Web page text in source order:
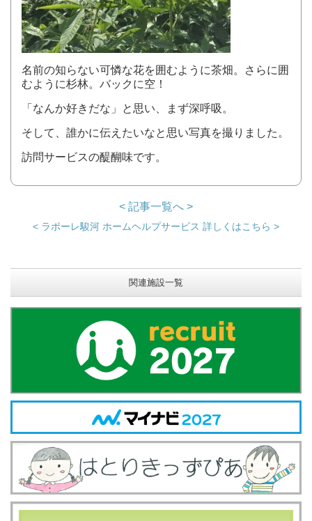
名前の知らない可憐な花を囲むように茶畑。さらに囲
むように杉林。バックに空！
「なんか好きだな」と思い、まず深呼吸。
そして、誰かに伝えたいなと思い写真を撮りました。
訪問サービスの醍醐味です。
< 記事一覧へ >
< ラポーレ駿河 ホームヘルプサービス 詳しくはこちら >
関連施設一覧